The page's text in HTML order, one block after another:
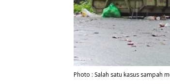
Photo : Salah satu kasus sampah